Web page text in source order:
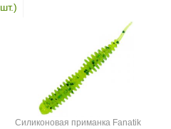
шт.)
Силиконовая приманка Fanatik